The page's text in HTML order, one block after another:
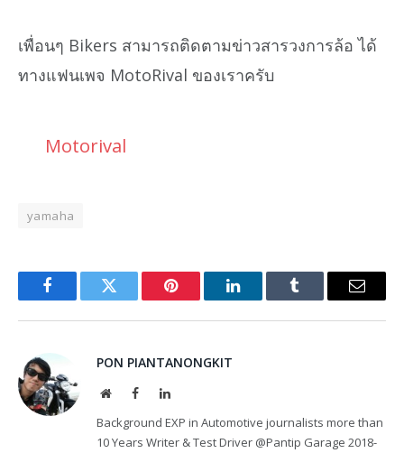
เพื่อนๆ Bikers สามารถติดตามข่าวสารวงการล้อ ได้
ทางแฟนเพจ MotoRival ของเราครับ
Motorival
yamaha
FacebookTwitter Pinterest LinkedInTumblr Email
PON PIANTANONGKIT
WebsiteFacebookLinkedIn
Background EXP in Automotive journalists more than
10 Years Writer & Test Driver @Pantip Garage 2018-